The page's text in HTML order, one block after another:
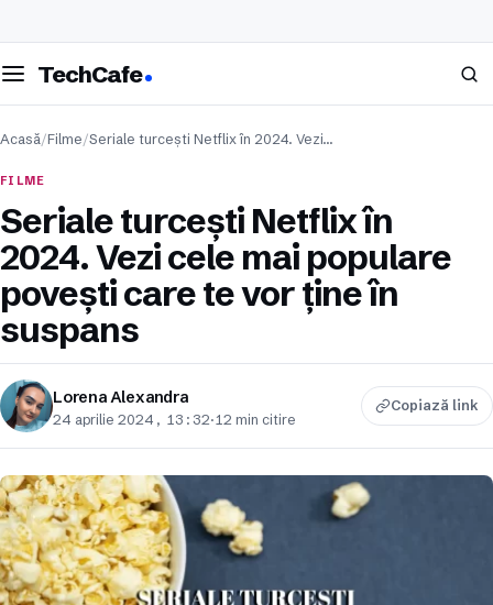
meniul
TechCafe Caută
Acasă/Filme/Seriale turcești Netflix în 2024. Vezi…
FILME
Seriale turcești Netflix în
2024. Vezi cele mai populare
povești care te vor ține în
suspans
Lorena Alexandra
24 aprilie 2024, 13:32·12 min citire
Copiază link